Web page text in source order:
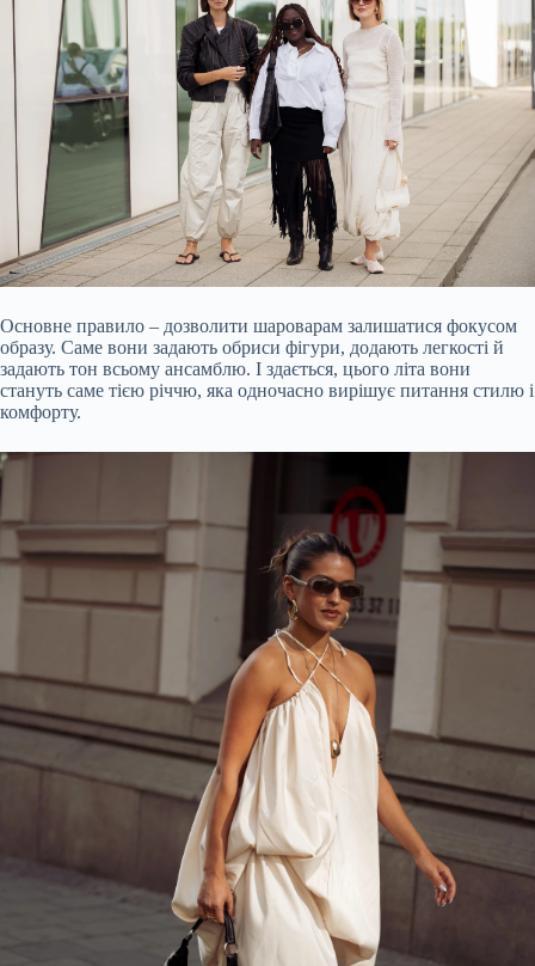
Основне правило – дозволити шароварам залишатися фокусом
образу. Саме вони задають обриси фігури, додають легкості й
задають тон всьому ансамблю. І здається, цього літа вони
стануть саме тією річчю, яка одночасно вирішує питання стилю і
комфорту.